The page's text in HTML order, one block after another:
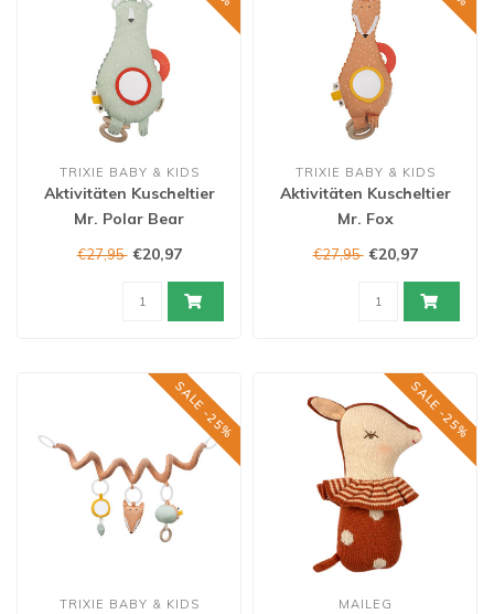
TRIXIE BABY & KIDS
Aktivitäten Kuscheltier
Mr. Polar Bear
€27,95 €20,97
TRIXIE BABY & KIDS
Aktivitäten Kuscheltier
Mr. Fox
€27,95 €20,97
SALE -25%
TRIXIE BABY & KIDS
SALE -25%
MAILEG